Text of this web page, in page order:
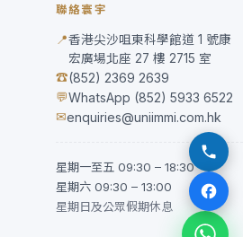
聯絡寰宇
📍香港尖沙咀東科學館道 1 號康
宏廣場北座 27 樓 2715 室
☎(852) 2369 2639
💬WhatsApp (852) 5933 6522
✉enquiries@uniimmi.com.hk
星期一至五 09:30 – 18:30
星期六 09:30 – 13:00
星期日及公眾假期休息